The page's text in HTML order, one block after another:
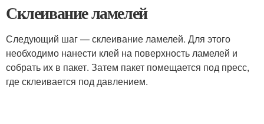
Склеивание ламелей
Следующий шаг — склеивание ламелей. Для этого
необходимо нанести клей на поверхность ламелей и
собрать их в пакет. Затем пакет помещается под пресс,
где склеивается под давлением.